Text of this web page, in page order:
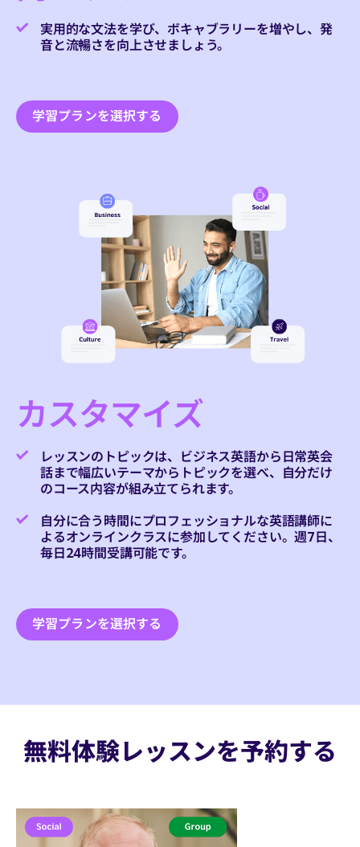
実用的な文法を学び、ボキャブラリーを増やし、発
音と流暢さを向上させましょう。
学習プランを選択する
カスタマイズ
レッスンのトピックは、ビジネス英語から日常英会
話まで幅広いテーマからトピックを選べ、自分だけ
のコース内容が組み立てられます。
自分に合う時間にプロフェッショナルな英語講師に
よるオンラインクラスに参加してください。週7日、
毎日24時間受講可能です。
学習プランを選択する
無料体験レッスンを予約する